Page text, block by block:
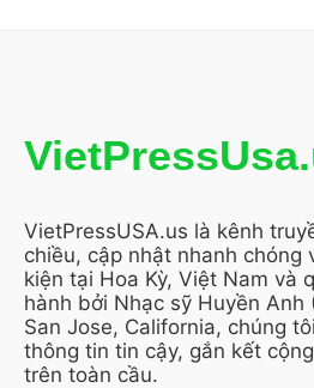
VietPressUSA.us là kênh
chiều, cập nhật nhanh chóng
kiện tại Hoa Kỳ, Việt Nam và
hành bởi Nhạc sỹ Huyền Anh
San Jose, California, chúng
thông tin tin cậy, gắn kết
trên toàn cầu.